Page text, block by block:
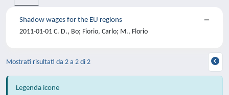
Shadow wages for the EU regions
2011-01-01 C. D., Bo; Fiorio, Carlo; M., Florio
Mostrati risultati da 2 a 2 di 2
Legenda icone